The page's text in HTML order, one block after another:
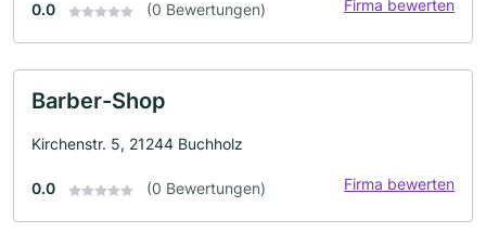
0.0 (0 Bewertungen) Firma bewerten
Barber-Shop
Kirchenstr. 5, 21244 Buchholz
0.0 (0 Bewertungen) Firma bewerten